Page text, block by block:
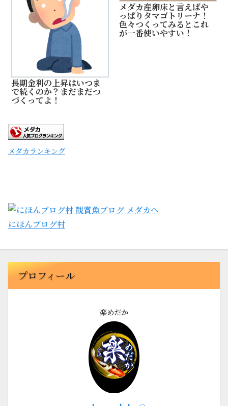
長期金利の上昇はいつま
で続くのか？まだまだつ
づくってよ！
メダカ産卵床と言えばや
っぱりタマゴトリーナ！
色々つくってみるとこれ
が一番使いやすい！
メダカランキング
にほんブログ村
プロフィール
楽めだか